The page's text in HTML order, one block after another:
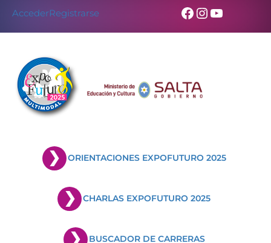
AccederRegistrarse Facebook
Instagram
YouTube
ORIENTACIONES EXPOFUTURO 2025
CHARLAS EXPOFUTURO 2025
BUSCADOR DE CARRERAS